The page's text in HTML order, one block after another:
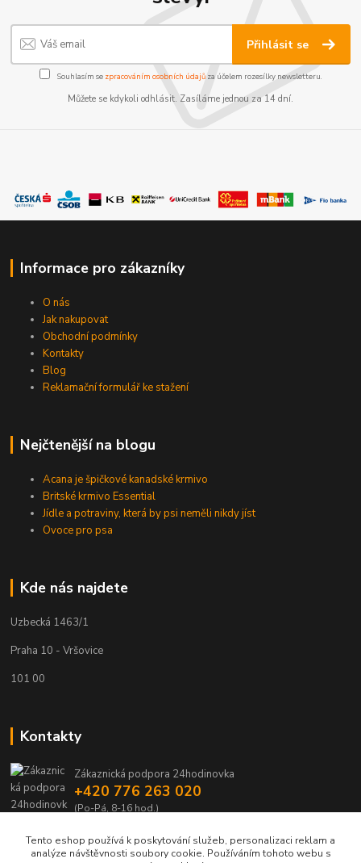
Přihlásit se
Souhlasím se zpracováním osobních údajůza účelem rozesílky newsletteru.
Můžete se kdykoli odhlásit. Zasíláme jednou za 14 dní.
Informace pro zákazníky
O nás
Jak nakupovat
Obchodní podmínky
Kontakty
Blog
Reklamační formulář ke stažení
Nejčtenější na blogu
Acana je špičkové kanadské krmivo
Britské krmivo Essential
Jídle a potraviny, která by psi neměli nikdy jíst
Ovoce pro psa
Kde nás najdete
Uzbecká 1463/1
Praha 10 - Vršovice
101 00
Kontakty
Zákaznická podpora 24hodinovka
+420 776 263 020
(Po-Pá, 8-16 hod.)
24hodinovka@seznam.cz
Tento eshop používá k poskytování služeb, personalizaci reklam a
analýze návštěvnosti soubory cookie. Používáním tohoto webu s